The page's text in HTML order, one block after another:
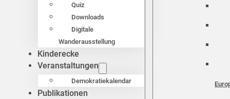
Quiz
Downloads
Digitale
Wanderausstellung
Kinderecke
Veranstaltungen
Demokratiekalendar
Publikationen